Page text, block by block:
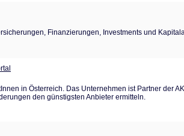
Finanzierungen, Investments und
in Österreich. Das Unternehmen ist Partner der
den günstigsten Anbieter ermitteln.